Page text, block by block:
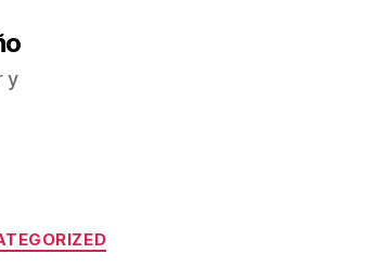
y
Categorías